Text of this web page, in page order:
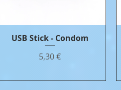
Бърз преглед
USB Stick - Condom
Цена
5,30 €